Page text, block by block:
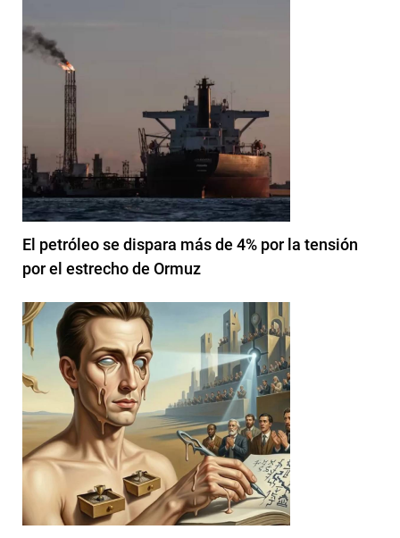
El petróleo se dispara más de 4% por la tensión
por el estrecho de Ormuz